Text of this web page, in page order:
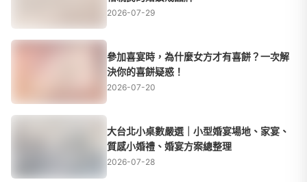
2026-07-29
參加喜宴時，為什麼女方才有喜餅？一次解
決你的喜餅疑惑！
2026-07-20
大台北小桌數嚴選｜小型婚宴場地、家宴、
質感小婚禮、婚宴方案總整理
2026-07-28